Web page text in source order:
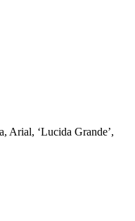
Arial, ‘Lucida Grande’,